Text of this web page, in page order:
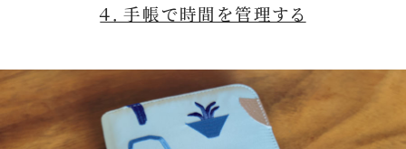
４．手帳で時間を管理する